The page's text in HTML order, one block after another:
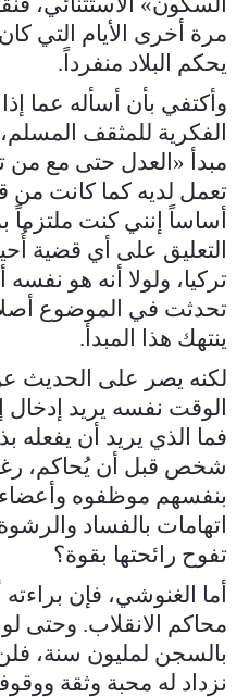
مرة أخرى الأيام التي
يحكم البلاد منفرداً.
وأكتفي بأن أسأله عما
الفكرية للمثقف المسلم،
مبدأ «العدل حتى مع من
تعمل لديه كما كانت من
أساساً إنني كنت ملتزماً
التعليق على أي قضية
تركيا، ولولا أنه هو نفسه
تحدثت في الموضوع
ينتهك هذا المبدأ.
لكنه يصر على الحديث
الوقت نفسه يريد إدخال
فما الذي يريد أن يفعله
شخص قبل أن يُحاكم،
بنفسهم موظفوه
اتهامات بالفساد
تفوح رائحتها بقوة؟
أما الغنوشي، فإن
محاكم الانقلاب. وحتى
بالسجن لمليون سنة،
نزداد له محبة وثقة